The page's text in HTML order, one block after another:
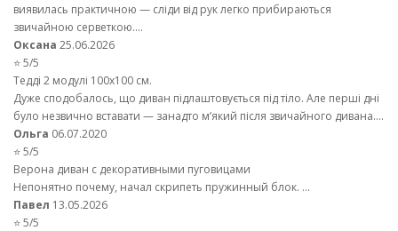
виявилась практичною — сліди від рук легко прибираються
звичайною серветкою....
Оксана 25.06.2026
⭐ 5/5
Тедді 2 модулі 100х100 см.
Дуже сподобалось, що диван підлаштовується під тіло. Але перші дні
було незвично вставати — занадто м’який після звичайного дивана....
Ольга 06.07.2020
⭐ 5/5
Верона диван с декоративными пуговицами
Непонятно почему, начал скрипеть пружинный блок. ...
Павел 13.05.2026
⭐ 5/5